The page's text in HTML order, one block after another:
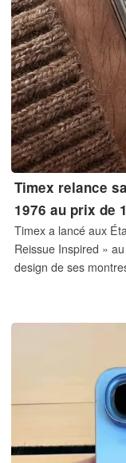
Timex relance
1976 au prix de
Timex a lancé aux
Reissue Inspired »
design de ses
1970. Elle est dotée
chiffres romains